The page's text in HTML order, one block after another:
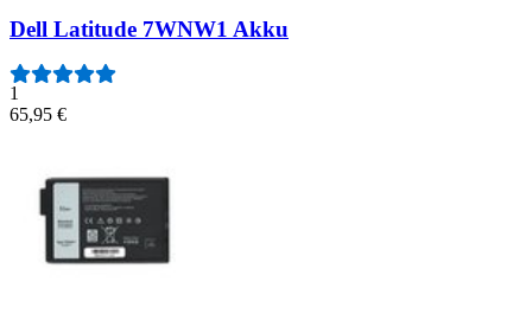
Dell Latitude 7WNW1 Akku
1
65,95 €